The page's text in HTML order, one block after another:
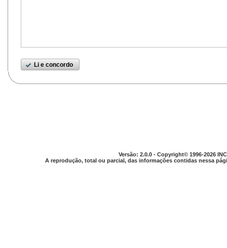
Li e concordo
Versão: 2.0.0 - Copyright© 1996-2026
A reprodução, total ou parcial, das informações contidas nessa